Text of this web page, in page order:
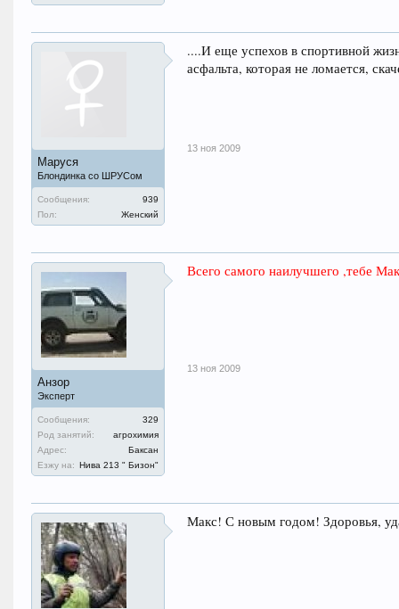
Маруся
Блондинка со ШРУСом
Сообщения:
939
Пол:
Женский
....И еще успехов в спортивной
асфальта, которая не ломается,
13 ноя 2009
Анзор
Эксперт
Сообщения:
329
Род занятий:
агрохимия
Адрес:
Баксан
Езжу на: Нива 213 " Бизон"
Всего самого наилучшего ,тебе
13 ноя 2009
Макс! С новым годом! Здоровья,